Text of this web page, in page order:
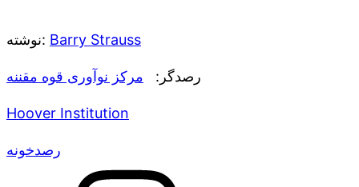
نوشته: Barry Strauss
رصدگر: مرکز نوآوری قوه مقننه
Hoover Institution
رصدخونه